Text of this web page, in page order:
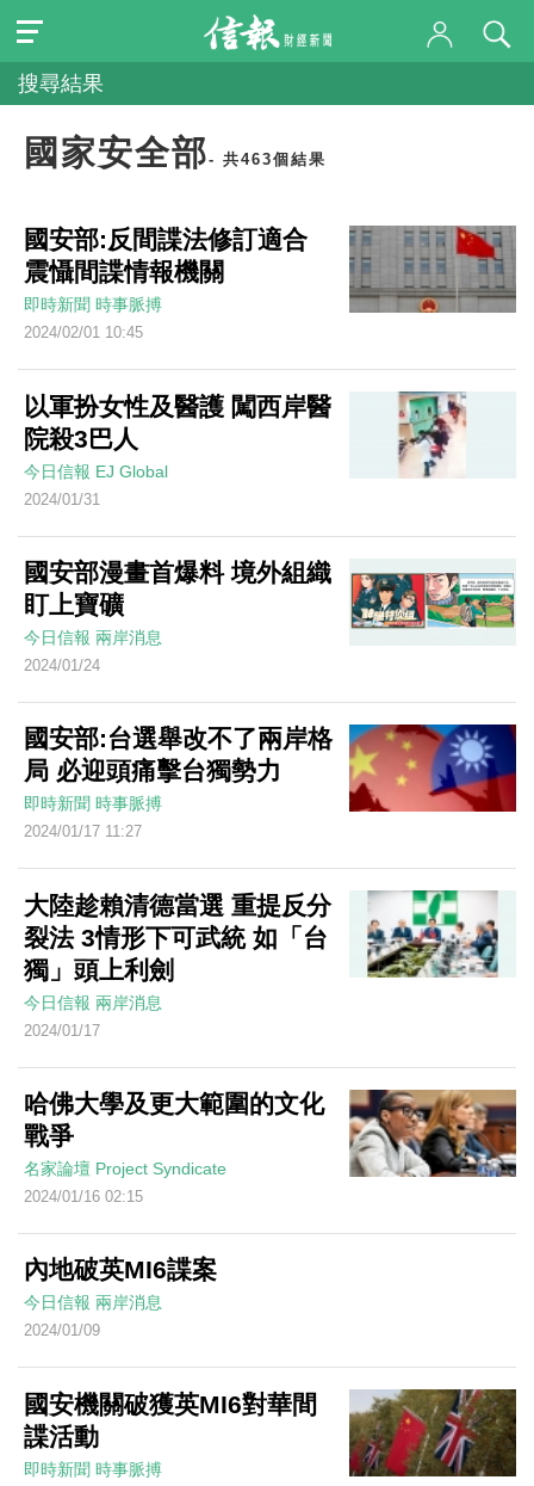
搜尋結果
國家安全部- 共463個結果
國安部:反間諜法修訂適合
震懾間諜情報機關
即時新聞 時事脈搏
2024/02/01 10:45
以軍扮女性及醫護 闖西岸醫
院殺3巴人
今日信報 EJ Global
2024/01/31
國安部漫畫首爆料 境外組織
盯上寶礦
今日信報 兩岸消息
2024/01/24
國安部:台選舉改不了兩岸格
局 必迎頭痛擊台獨勢力
即時新聞 時事脈搏
2024/01/17 11:27
大陸趁賴清德當選 重提反分
裂法 3情形下可武統 如「台
獨」頭上利劍
今日信報 兩岸消息
2024/01/17
哈佛大學及更大範圍的文化
戰爭
名家論壇 Project Syndicate
2024/01/16 02:15
內地破英MI6諜案
今日信報 兩岸消息
2024/01/09
國安機關破獲英MI6對華間
諜活動
即時新聞 時事脈搏